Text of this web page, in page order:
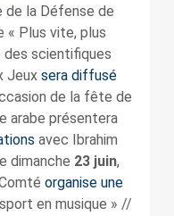
de la Défense de
« Plus vite, plus
des scientifiques
Jeux sera diffusé
de la fête de
arabe présentera
avec Ibrahim
dimanche 23 juin,
organise une
en musique » //